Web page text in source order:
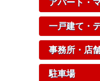
アパート・
一戸建て・
事務所・店
駐車場